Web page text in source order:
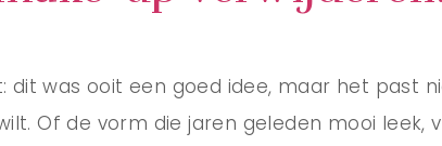
dit was ooit een goed idee, maar het past
Of de vorm die jaren geleden mooi